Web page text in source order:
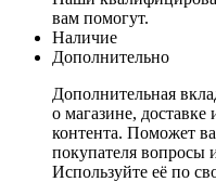
вам помогут.
Наличие
Дополнительно
Дополнительная
о магазине,
контента. Поможет
покупателя вопросы
Используйте её по